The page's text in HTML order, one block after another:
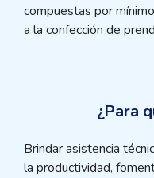
compuestas por
a la confección de
¿Para
Brindar asistencia
la productividad,